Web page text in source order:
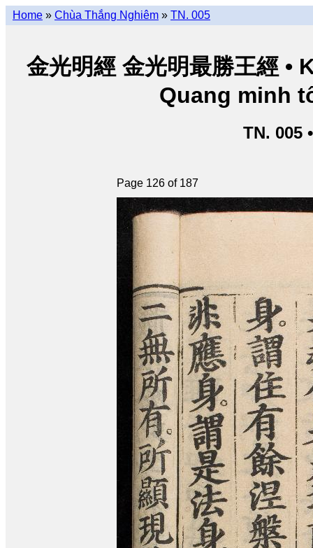
Home » Chùa Thắng Nghiêm » TN. 005
金光明經 金光明最勝王經
Quang minh
TN. 005
Page 126 of 187